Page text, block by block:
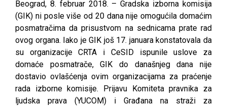
Beograd, 8. februar 2018. – Gradska izborna komisija
(GIK) ni posle više od 20 dana nije omogućila domaćim
posmatračima da prisustvom na sednicama prate rad
ovog organa. Iako je GIK još 17. januara konstatovala da
su organizacije CRTA i CeSID ispunile uslove za
domaće posmatrače, GIK do današnjeg dana nije
dostavio ovlašćenja ovim organizacijama za praćenje
rada izborne komisije. Prijavu Komiteta pravnika za
ljudska prava (YUCOM) i Građana na straži za